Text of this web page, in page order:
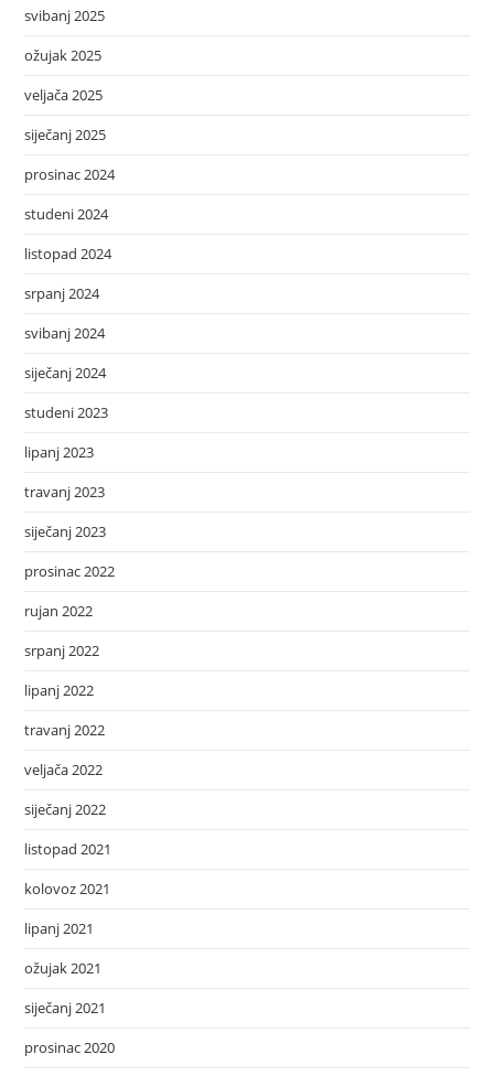
svibanj 2025
ožujak 2025
veljača 2025
siječanj 2025
prosinac 2024
studeni 2024
listopad 2024
srpanj 2024
svibanj 2024
siječanj 2024
studeni 2023
lipanj 2023
travanj 2023
siječanj 2023
prosinac 2022
rujan 2022
srpanj 2022
lipanj 2022
travanj 2022
veljača 2022
siječanj 2022
listopad 2021
kolovoz 2021
lipanj 2021
ožujak 2021
siječanj 2021
prosinac 2020